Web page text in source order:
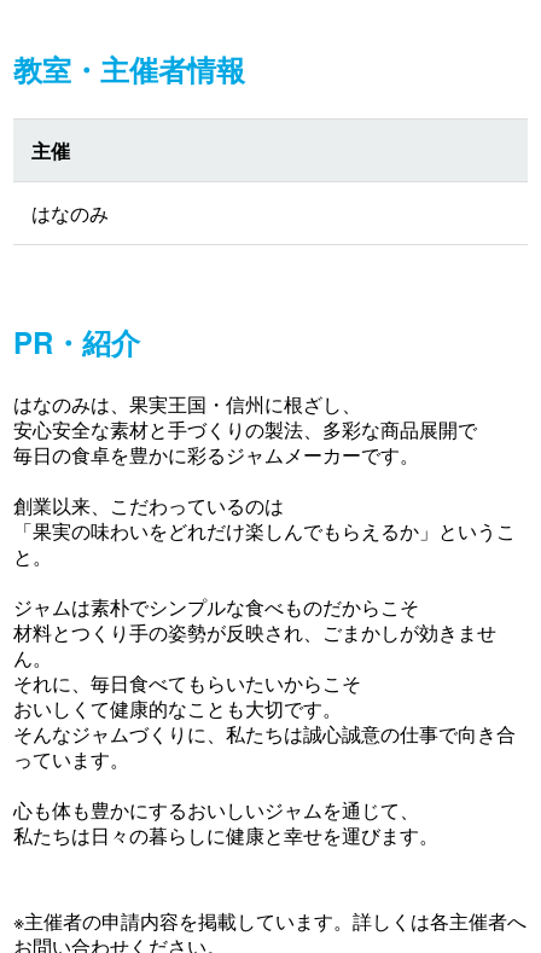
教室・主催者情報
主催
はなのみ
PR・紹介
はなのみは、果実王国・信州に根ざし、
安心安全な素材と手づくりの製法、多彩な商品展開で
毎日の食卓を豊かに彩るジャムメーカーです。
創業以来、こだわっているのは
「果実の味わいをどれだけ楽しんでもらえるか」というこ
と。
ジャムは素朴でシンプルな食べものだからこそ
材料とつくり手の姿勢が反映され、ごまかしが効きませ
ん。
それに、毎日食べてもらいたいからこそ
おいしくて健康的なことも大切です。
そんなジャムづくりに、私たちは誠心誠意の仕事で向き合
っています。
心も体も豊かにするおいしいジャムを通じて、
私たちは日々の暮らしに健康と幸せを運びます。
※主催者の申請内容を掲載しています。詳しくは各主催者へ
お問い合わせください。